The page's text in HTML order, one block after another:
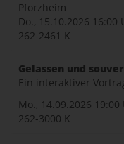
Pforzheim
Do., 15.10.2026 16:00
262-2461 K
Gelassen und
Ein interaktiver
Mo., 14.09.2026 19:00
262-3000 K